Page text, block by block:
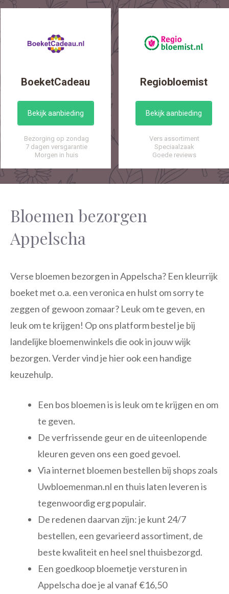
BoeketCadeau
Bekijk aanbieding
Bezorging op zondag
7 dagen versgarantie
Morgen in huis
Regiobloemist
Bekijk aanbieding
Vers assortiment
Speciaalzaak
Goede reviews
Bloemen bezorgen
Appelscha
Verse bloemen bezorgen in Appelscha? Een kleurrijk
boeket met o.a. een veronica en hulst om sorry te
zeggen of gewoon zomaar? Leuk om te geven, en
leuk om te krijgen! Op ons platform bestel je bij
landelijke bloemenwinkels die ook in jouw wijk
bezorgen. Verder vind je hier ook een handige
keuzehulp.
Een bos bloemen is is leuk om te krijgen en om
te geven.
De verfrissende geur en de uiteenlopende
kleuren geven ons een goed gevoel.
Via internet bloemen bestellen bij shops zoals
Uwbloemenman.nl en thuis laten leveren is
tegenwoordig erg populair.
De redenen daarvan zijn: je kunt 24/7
bestellen, een gevarieerd assortiment, de
beste kwaliteit en heel snel thuisbezorgd.
Een goedkoop bloemetje versturen in
Appelscha doe je al vanaf €16,50